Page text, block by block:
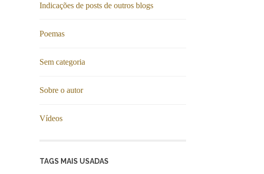
Indicações de posts de outros blogs
Poemas
Sem categoria
Sobre o autor
Vídeos
TAGS MAIS USADAS